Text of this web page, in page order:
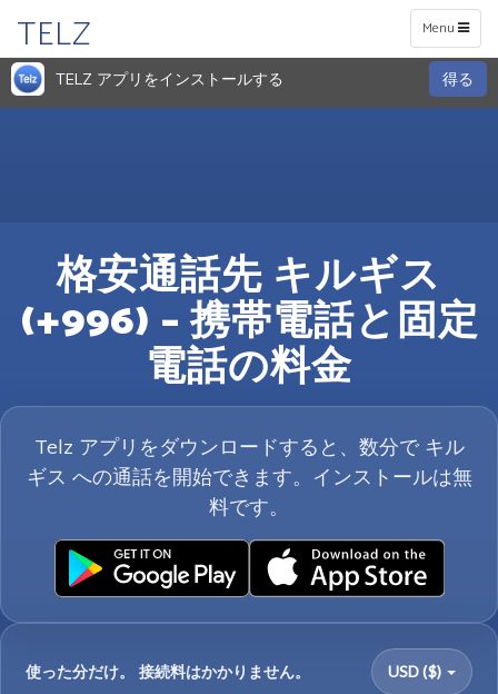
Toggle
navigation
Menu
TELZ
TELZ アプリをインストールする 得る
格安通話先 キルギス
(+996) – 携帯電話と固定
電話の料金
Telz アプリをダウンロードすると、数分で キル
ギス への通話を開始できます。インストールは無
料です。
使った分だけ。 接続料はかかりません。 USD ($)